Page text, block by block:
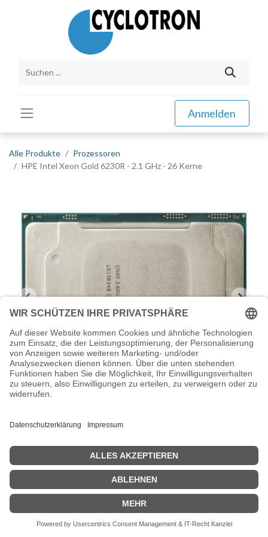
Anmelden
Alle Produkte
Prozessoren
HPE Intel Xeon Gold 6230R - 2.1 GHz - 26 Kerne
HPE Intel Xeon Gold 6230R - 2.1 GHz -
26 Kerne
Intel Xeon Gold 6230R - 2.1 GHz - 26 Kerne - 35.75 MB Cache-
Speicher - für Workstation Z6 G4
Zeige Preise inklusiv MwSt. (Brutto)
5.948,67€ inkl. MwSt.